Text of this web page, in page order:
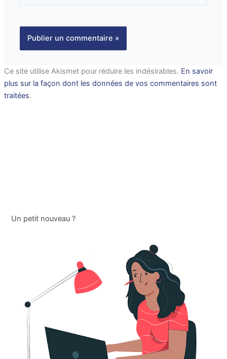
Ce site utilise Akismet pour réduire les indésirables. En savoir
plus sur la façon dont les données de vos commentaires sont
traitées.
Un petit nouveau ?